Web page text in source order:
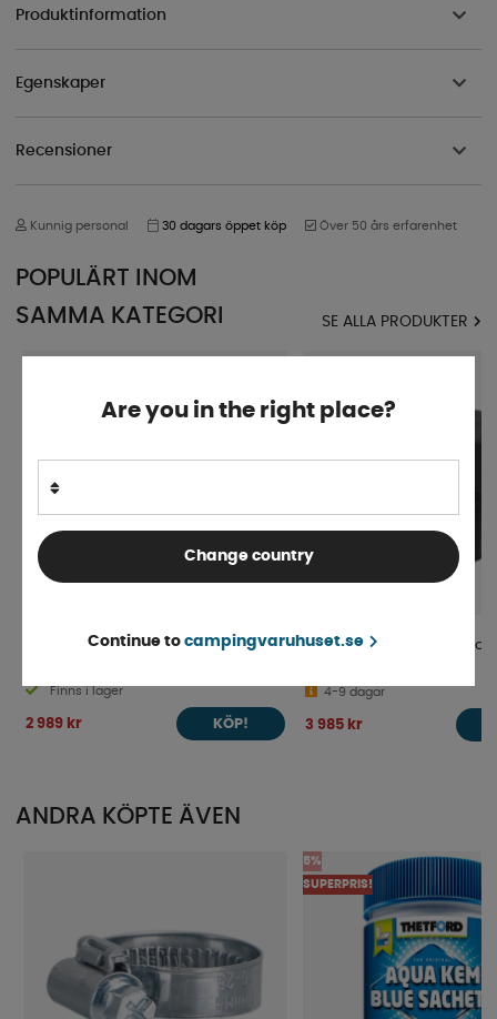
Produktinformation
Egenskaper
Recensioner
Kunnig personal 30 dagars öppet köp Över 50 års erfarenhet
POPULÄRT INOM
SAMMA KATEGORI
SE ALLA PRODUKTER
Smart Living Kompressorkylbox Cool
Finns i lager
2 989 kr KÖP!
Waeco Kompressorkylbox
4-9 dagar
3 985 kr
ANDRA KÖPTE ÄVEN
5%
SUPERPRIS!
Are you in the right place?
Change country
Continue to campingvaruhuset.se